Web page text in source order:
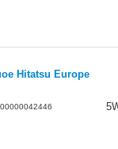
Hitatsu Europe